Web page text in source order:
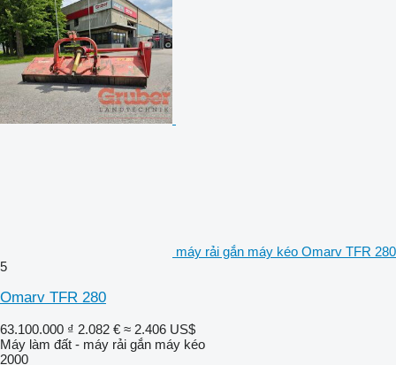
máy rải gắn máy kéo Omarv TFR 280
5
Omarv TFR 280
63.100.000 ₫ 2.082 € ≈ 2.406 US$
Máy làm đất - máy rải gắn máy kéo
2000